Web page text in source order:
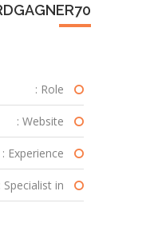
Role :
Website :
Experience :
Specialist in :